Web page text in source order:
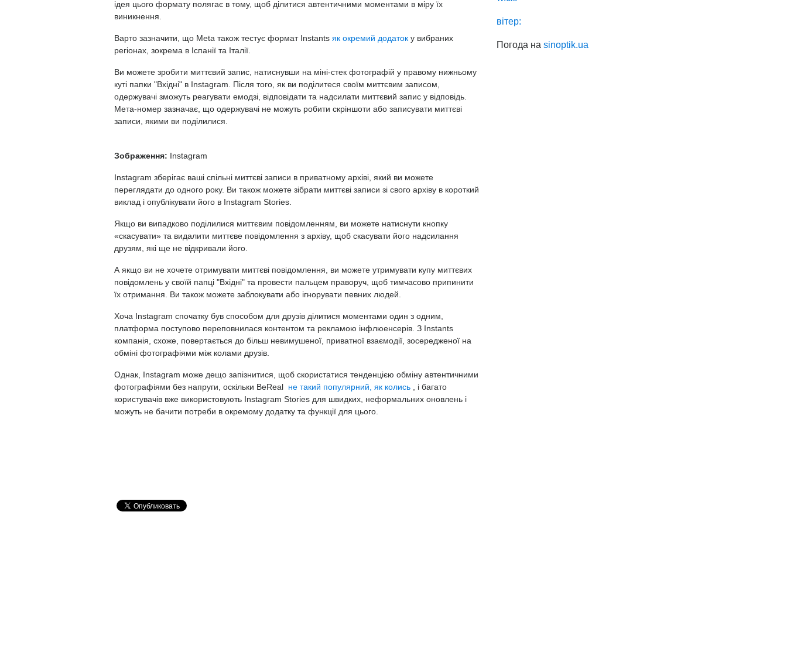
ідея цього формату полягає в тому, щоб ділитися автентичними моментами в міру їх
виникнення.
Варто зазначити, що Meta також тестує формат Instants як окремий додаток у вибраних
регіонах, зокрема в Іспанії та Італії.
Ви можете зробити миттєвий запис, натиснувши на міні-стек фотографій у правому нижньому
куті папки "Вхідні" в Instagram. Після того, як ви поділитеся своїм миттєвим записом,
одержувачі зможуть реагувати емодзі, відповідати та надсилати миттєвий запис у відповідь.
Мета-номер зазначає, що одержувачі не можуть робити скріншоти або записувати миттєві
записи, якими ви поділилися.
Зображення: Instagram
Instagram зберігає ваші спільні миттєві записи в приватному архіві, який ви можете
переглядати до одного року. Ви також можете зібрати миттєві записи зі свого архіву в короткий
виклад і опублікувати його в Instagram Stories.
Якщо ви випадково поділилися миттєвим повідомленням, ви можете натиснути кнопку
«скасувати» та видалити миттєве повідомлення з архіву, щоб скасувати його надсилання
друзям, які ще не відкривали його.
А якщо ви не хочете отримувати миттєві повідомлення, ви можете утримувати купу миттєвих
повідомлень у своїй папці "Вхідні" та провести пальцем праворуч, щоб тимчасово припинити
їх отримання. Ви також можете заблокувати або ігнорувати певних людей.
Хоча Instagram спочатку був способом для друзів ділитися моментами один з одним,
платформа поступово переповнилася контентом та рекламою інфлюенсерів. З Instants
компанія, схоже, повертається до більш невимушеної, приватної взаємодії, зосередженої на
обміні фотографіями між колами друзів.
Однак, Instagram може дещо запізнитися, щоб скористатися тенденцією обміну автентичними
фотографіями без напруги, оскільки BeReal не такий популярний, як колись
, і багато
користувачів вже використовують Instagram Stories для швидких, неформальних оновлень і
можуть не бачити потреби в окремому додатку та функції для цього.
вітер:
Погода наsinoptik.ua